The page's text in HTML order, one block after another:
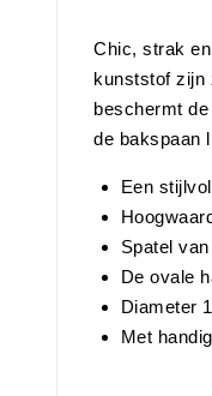
Chic, strak
kunststof zijn
beschermt
de bakspaan
Een
Spatel
De ovale
Diameter
Met